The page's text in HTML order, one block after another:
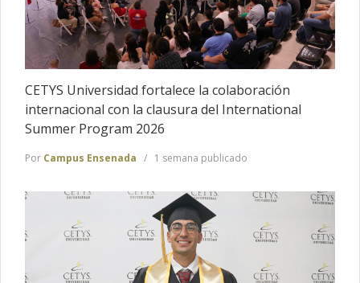
CETYS Universidad fortalece la colaboración
internacional con la clausura del International
Summer Program 2026
Por Campus Ensenada 1 semana publicado